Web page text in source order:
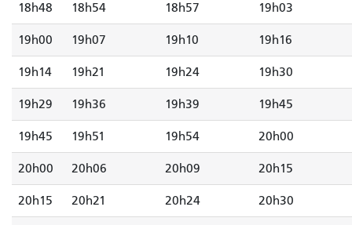
18h48 18h54 18h57 19h03
19h00 19h07 19h10 19h16
19h14 19h21 19h24 19h30
19h29 19h36 19h39 19h45
19h45 19h51 19h54 20h00
20h00 20h06 20h09 20h15
20h15 20h21 20h24 20h30